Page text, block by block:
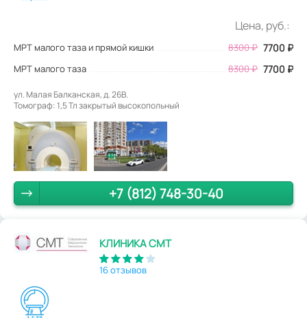
Цена, руб.:
МРТ малого таза и прямой кишки 8300₽ 7700 ₽
МРТ малого таза 8300 ₽ 7700 ₽
ул. Малая Балканская, д. 26В.
Томограф: 1,5 Тл закрытый высокопольный
+7 (812) 748-30-40
КЛИНИКА СМТ
16 отзывов